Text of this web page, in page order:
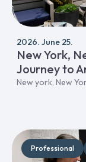
2026. June 25.
New York,
Journey to
New york, New
Professional